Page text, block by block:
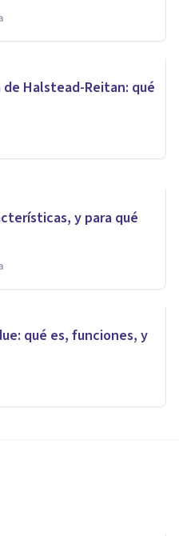
Halstead-Reitan: qué
Visual de
y modo
y para qué
qué es, funciones, y